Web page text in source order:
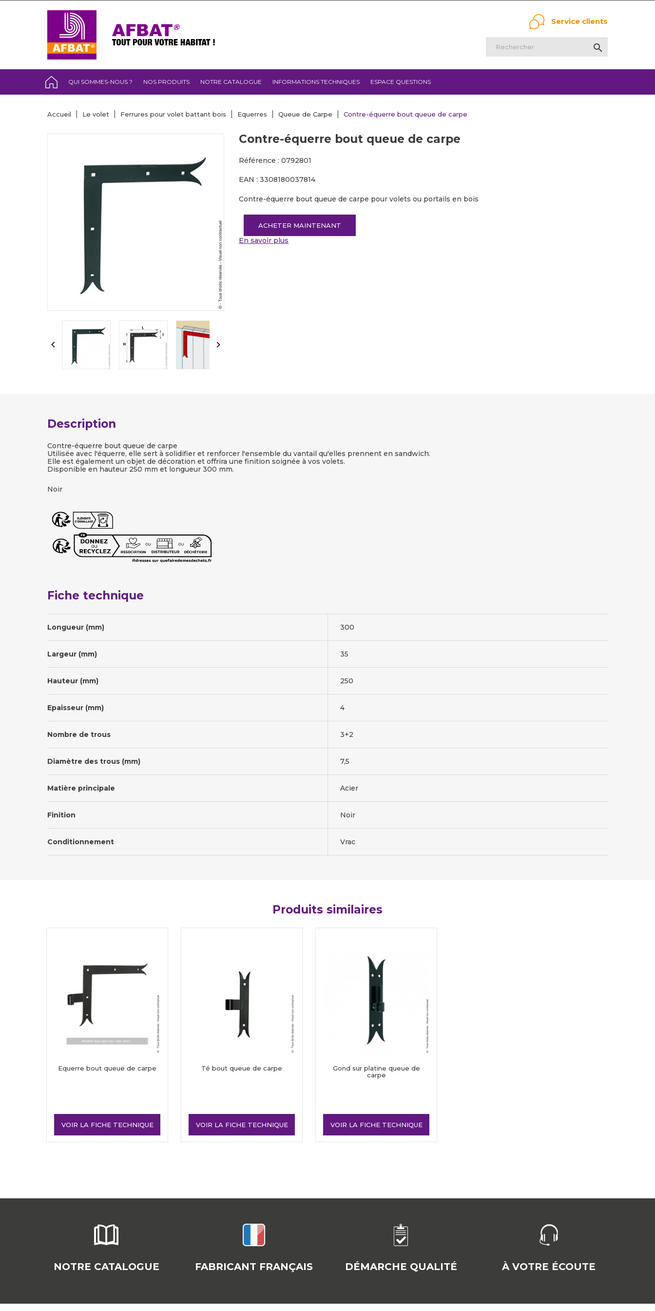
Service clients

QUI SOMMES-NOUS ? NOS PRODUITS NOTRE CATALOGUE INFORMATIONS TECHNIQUES ESPACE QUESTIONS
Accueil Le volet Ferrures pour volet battant bois Equerres Queue de Carpe Contre-équerre bout queue de carpe
 
Contre-équerre bout queue de carpe
Référence : 0792801
EAN : 3308180037814
Contre-équerre bout queue de carpe pour volets ou portails en bois
ACHETER MAINTENANT
En savoir plus
Description
Contre-équerre bout queue de carpe
Utilisée avec l'équerre, elle sert à solidifier et renforcer l'ensemble du vantail qu'elles prennent en sandwich.
Elle est également un objet de décoration et offrira une finition soignée à vos volets.
Disponible en hauteur 250 mm et longueur 300 mm.
Noir
Fiche technique
Longueur (mm) 300
Largeur (mm) 35
Hauteur (mm) 250
Epaisseur (mm) 4
Nombre de trous 3+2
Diamètre des trous (mm) 7,5
Matière principale Acier
Finition Noir
Conditionnement Vrac
Produits similaires
Equerre bout queue de carpe
VOIR LA FICHE TECHNIQUE
Té bout queue de carpe
VOIR LA FICHE TECHNIQUE
Gond sur platine queue de
carpe
VOIR LA FICHE TECHNIQUE
NOTRE CATALOGUE FABRICANT FRANÇAIS DÉMARCHE QUALITÉ À VOTRE ÉCOUTE